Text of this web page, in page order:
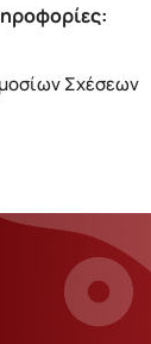
Σχέσεων